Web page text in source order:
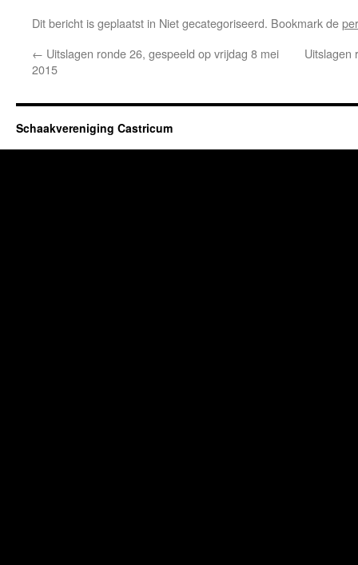
Dit bericht is geplaatst in Niet gecategoriseerd. Bookmark de
← Uitslagen ronde 26, gespeeld op vrijdag 8 mei
2015
Uitslagen
Schaakvereniging Castricum